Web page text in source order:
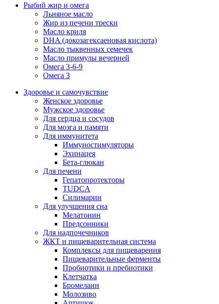
Рыбий жир и омега
Льняное масло
Жир из печени трески
Масло криля
DHA (докозагексаеновая кислота)
Масло тыквенных семечек
Масло примулы вечерней
Омега 3-6-9
Омега 3
Здоровье и самочувствие
Женское здоровье
Мужское здоровье
Для сердца и сосудов
Для мозга и памяти
Для иммунитета
Иммуностимуляторы
Эхинацея
Бета-глюкан
Для печени
Гепатопротекторы
TUDCA
Силимарин
Для улучшения сна
Мелатонин
Предсонники
Для надпочечников
ЖКТ и пищеварительная система
Комплексы для пищеварения
Пищеварительные ферменты
Пробиотики и пребиотики
Клетчатка
Бромелаин
Молозиво